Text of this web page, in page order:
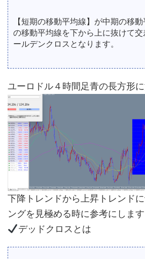
【短期の移動平均線】が中期の移
の移動平均線を下から上に抜けて
ールデンクロスとなります。
ユーロドル４時間足青の長方形
下降トレンドから上昇トレンド
ングを見極める時に参考にします
デッドクロスとは